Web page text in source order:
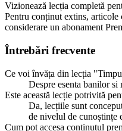
Vizionează lecția completă
Pentru conținut extins,
considerare un abonament
Întrebări frecvente
Ce voi învăța din lecția
Despre esenta banilor si
Este această lecție potrivită
Da, lecțiile sunt
de nivelul de cunoștințe
Cum pot accesa conținutul